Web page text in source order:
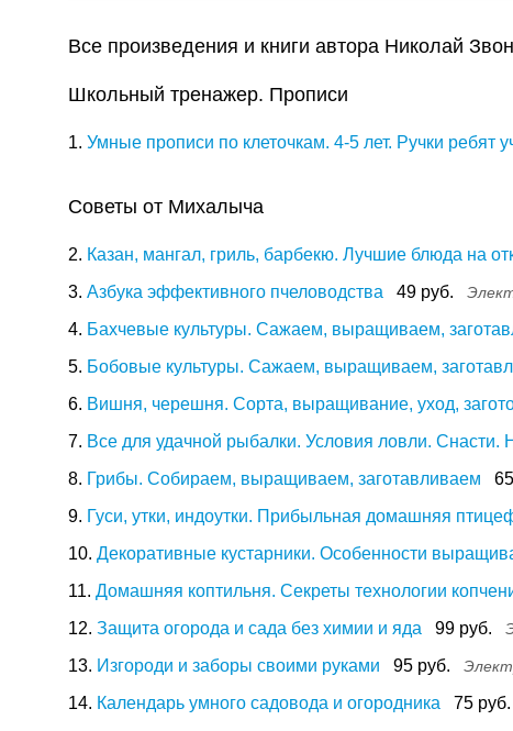
Все произведения и книги автора Николай
Школьный тренажер. Прописи
1. Умные прописи по клеточкам. 4-5 лет. Ручки ребят
Советы от Михалыча
2. Казан, мангал, гриль, барбекю. Лучшие блюда на
3. Азбука эффективного пчеловодства 49 руб.
4. Бахчевые культуры. Сажаем, выращиваем,
5. Бобовые культуры. Сажаем, выращиваем,
6. Вишня, черешня. Сорта, выращивание, уход,
7. Все для удачной рыбалки. Условия ловли.
8. Грибы. Собираем, выращиваем, заготавливаем
9. Гуси, утки, индоутки. Прибыльная домашняя
10. Декоративные кустарники. Особенности
11. Домашняя коптильня. Секреты технологии
12. Защита огорода и сада без химии и яда 99 руб.
13. Изгороди и заборы своими руками 95 руб.
14. Календарь умного садовода и огородника 75 руб.